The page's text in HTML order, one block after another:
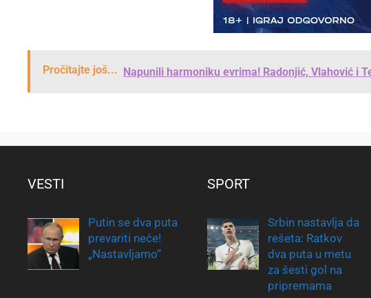
Pročitajte još... Napunili harmoniku evrima! Radonjić, Vlahović i
VESTI
Putin se dva puta
prevariti neće!
„Nastavljamo“
SPORT
Srbin nastavlja da
rešeta: Ratkov
dva puta u metu
za šesti gol na
pripremama